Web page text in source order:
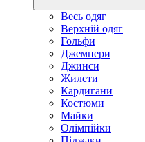
Весь одяг
Верхній одяг
Гольфи
Джемпери
Джинси
Жилети
Кардигани
Костюми
Майки
Олімпійки